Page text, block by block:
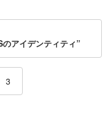
アイデンティティ”
3